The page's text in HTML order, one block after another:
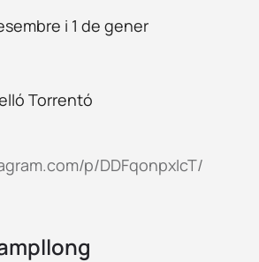
i 1 de gener
Torrentó
p/DDFqonpxIcT/